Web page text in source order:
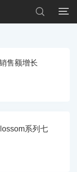


售额增长
系列七